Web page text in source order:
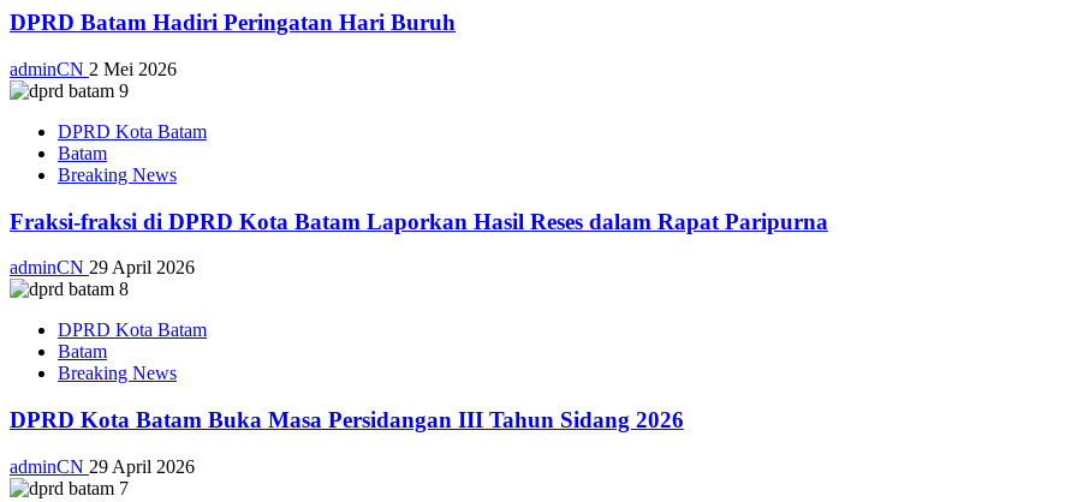
DPRD Batam Hadiri Peringatan Hari Buruh
adminCN 2 Mei 2026
DPRD Kota Batam
Batam
Breaking News
Fraksi-fraksi di DPRD Kota Batam Laporkan Hasil Reses dalam Rapat Paripurna
adminCN 29 April 2026
DPRD Kota Batam
Batam
Breaking News
DPRD Kota Batam Buka Masa Persidangan III Tahun Sidang 2026
adminCN 29 April 2026